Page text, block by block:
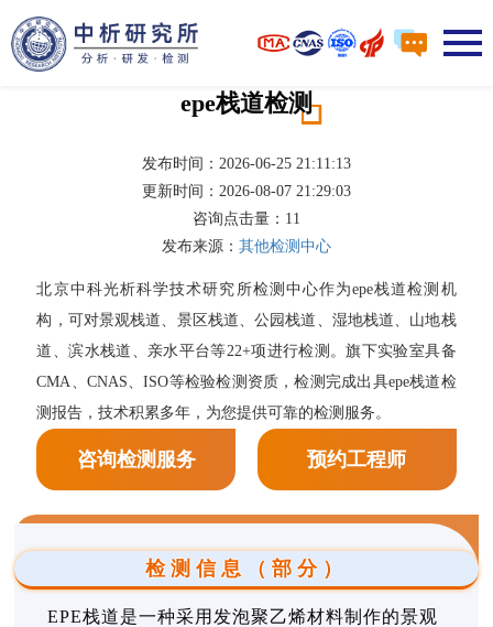
epe栈道检测
发布时间：2026-06-25 21:11:13
更新时间：2026-08-07 21:29:03
咨询点击量： 11
发布来源： 其他检测中心
北京中科光析科学技术研究所检测中心作为epe栈道检测机
构，可对景观栈道、景区栈道、公园栈道、湿地栈道、山地栈
道、滨水栈道、亲水平台等22+项进行检测。旗下实验室具备
CMA、CNAS、ISO等检验检测资质，检测完成出具epe栈道检
测报告，技术积累多年，为您提供可靠的检测服务。
咨询检测服务 预约工程师
检测信息（部分）
EPE栈道是一种采用发泡聚乙烯材料制作的景观